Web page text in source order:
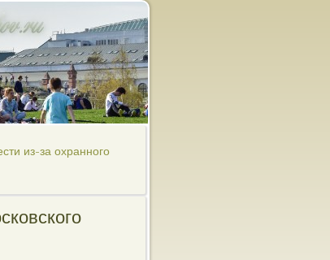
из-за охранного